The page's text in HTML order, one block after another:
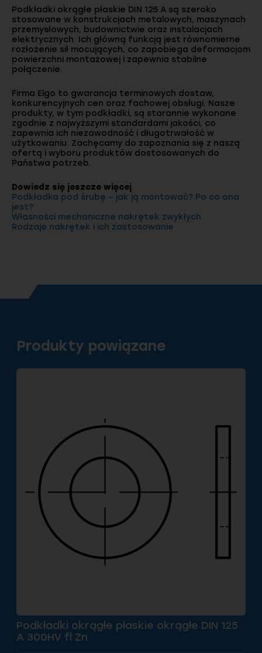
Podkładki okrągłe płaskie DIN 125 A są szeroko
stosowane w konstrukcjach metalowych, maszynach
przemysłowych, budownictwie oraz instalacjach
elektrycznych. Ich główną funkcją jest równomierne
rozłożenie sił mocujących, co zapobiega deformacjom
powierzchni montażowej i zapewnia stabilne
połączenie.
Firma Elgo to gwarancja terminowych dostaw,
konkurencyjnych cen oraz fachowej obsługi. Nasze
produkty, w tym podkładki, są starannie wykonane
zgodnie z najwyższymi standardami jakości, co
zapewnia ich niezawodność i długotrwałość w
użytkowaniu. Zachęcamy do zapoznania się z naszą
ofertą i wyboru produktów dostosowanych do
Państwa potrzeb.
Dowiedz się jeszcze więcej
Podkładka pod śrubę – jak ją montować? Po co ona
jest?
Własności mechaniczne nakrętek zwykłych
Rodzaje nakrętek i ich zastosowanie
Produkty powiązane
Podkładki okrągłe płaskie okrągłe DIN 125
A 300HV fl Zn